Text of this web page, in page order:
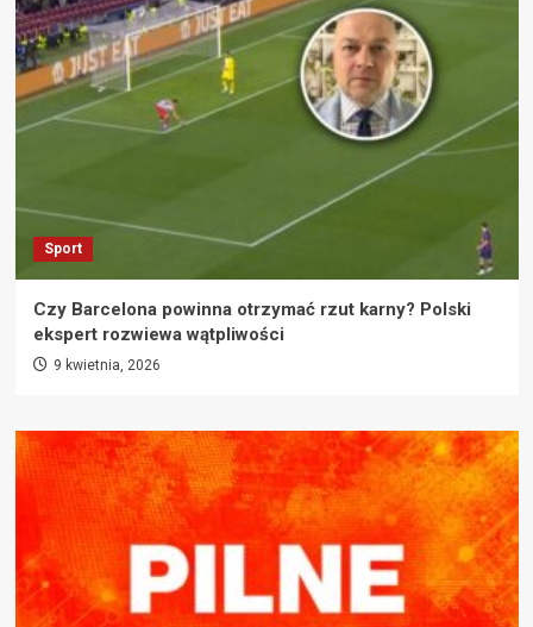
Sport
Czy Barcelona powinna otrzymać rzut karny? Polski
ekspert rozwiewa wątpliwości
9 kwietnia, 2026